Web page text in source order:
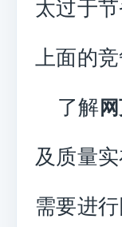
太过于
上面的
了解
及质量
需要进